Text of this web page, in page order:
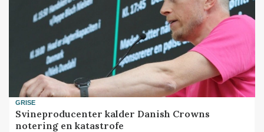
GRISE
Svineproducenter kalder Danish Crowns
notering en katastrofe